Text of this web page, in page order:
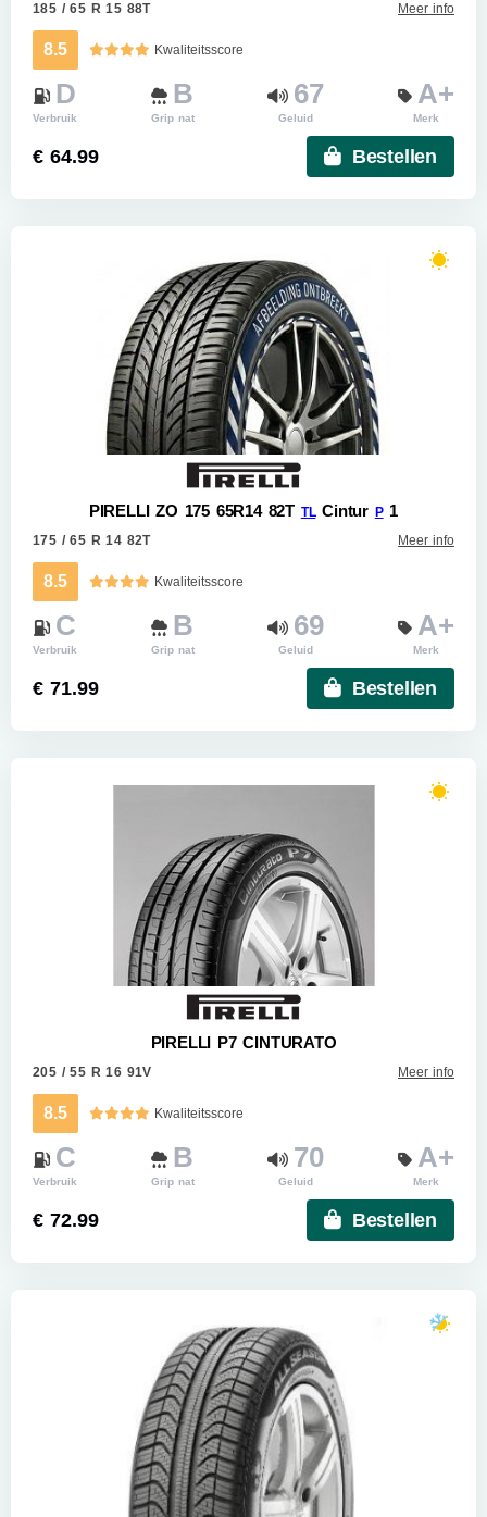
185 / 65 R 15 88T Meer info
8.5 Kwaliteitsscore
D
Verbruik
B
Grip nat
67
Geluid
A+
Merk
€ 64.99 Bestellen
PIRELLI ZO 175 65R14 82T TLCintur P1
175 / 65 R 14 82T Meer info
8.5 Kwaliteitsscore
C
Verbruik
B
Grip nat
69
Geluid
A+
Merk
€ 71.99 Bestellen
PIRELLI P7 CINTURATO
205 / 55 R 16 91V Meer info
8.5 Kwaliteitsscore
C
Verbruik
B
Grip nat
70
Geluid
A+
Merk
€ 72.99 Bestellen